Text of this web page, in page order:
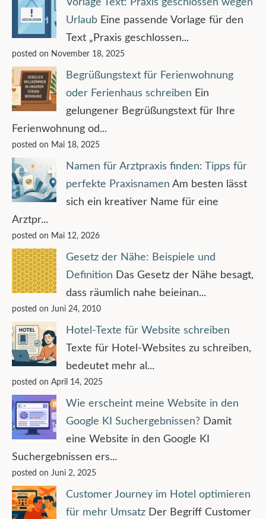
Vorlage Text: Praxis geschlossen wegen
Urlaub Eine passende Vorlage für den
Text „Praxis geschlossen...
posted on November 18, 2025
Begrüßungstext für Ferienwohnung
oder Ferienhaus schreiben Ein
gelungener Begrüßungstext für Ihre
Ferienwohnung od...
posted on Mai 18, 2025
Namen für Arztpraxis finden: Tipps für
perfekte Praxisnamen Am besten lässt
sich ein kreativer Name für eine
Arztpr...
posted on Mai 12, 2026
Gesetz der Nähe: Beispiele und
Definition Das Gesetz der Nähe besagt,
dass räumlich nahe beieinan...
posted on Juni 24, 2010
Hotel-Texte für Website schreiben
Texte für Hotel-Websites zu schreiben,
bedeutet mehr al...
posted on April 14, 2025
Wie erscheint meine Website in den
Google KI Suchergebnissen? Damit
eine Website in den Google KI
Suchergebnissen ers...
posted on Juni 2, 2025
Customer Journey im Hotel optimieren
für mehr Umsatz Der Begriff Customer